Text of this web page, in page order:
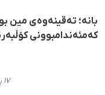
بانە؛ تەقینەوەی مین
کەمئەندامبوونی
١٧ ڕەزبەر ٢٧٢٥، ١٤:٠٥